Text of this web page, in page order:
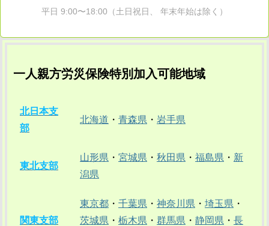
平日 9:00〜18:00（土日祝日、 年末年始は除く）
一人親方労災保険特別加入可能地域
北日本支
部
北海道 ・ 青森県 ・ 岩手県
東北支部
山形県 ・ 宮城県 ・ 秋田県 ・ 福島県 ・ 新
潟県
関東支部
東京都 ・ 千葉県 ・ 神奈川県 ・ 埼玉県 ・
茨城県 ・ 栃木県 ・ 群馬県 ・ 静岡県 ・ 長